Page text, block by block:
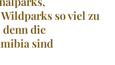
so viel zu
die
sind